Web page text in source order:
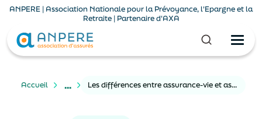
ANPERE | Association Nationale pour la Prévoyance, l'Epargne et la
Retraite | Partenaire d'AXA
Accueil ... Les différences entre assurance-vie et assurance décès